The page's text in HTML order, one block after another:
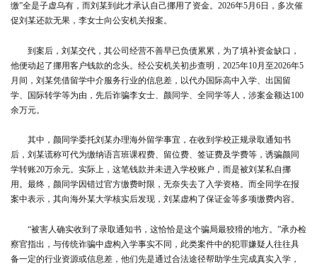
缴”全是子虚乌有，而刘某到此才承认自己挪用了资金。 2026年5月6日，多次催
促刘某还款无果，李女士向公安机关报案。
到案后，刘某交代，其公司经营不善早已负债累累，为了填补资金缺口，
他便动起了挪用客户钱款的念头。经公安机关初步查明，2025年10月至2026年5
月间，刘某凭借留学中介服务行业的信息差，以代办国际高中入学、出国留
学、国际转学等为由， 先后诈骗李女士、颜同学、全同学等人，涉案金额达100
余万元。
其中，颜同学委托刘某办理海外留学事宜，在收到学校正规录取通知书
后，刘某谎称可代为缴纳语言班课程费、留位费、签证费及学费等，诱骗颜同
学转账20万余元。实际上，这笔钱款并未进入学校账户，而是被刘某私自挪
用。最终，颜同学因错过官方缴费时限，无奈失去了入学资格。而全同学在报
案中表示，其向海外某大学核实后发现，刘某虚构了保证金等多项缴费内容。
“被害人确实收到了录取通知书，这恰恰是这个骗局最狡猾的地方。”承办检
察官指出，与传统诈骗中虚构入学事实不同，此类案件中的犯罪嫌疑人往往具
备一定的行业资源或信息差，他们先是通过合法途径帮助学生完成真实入学，